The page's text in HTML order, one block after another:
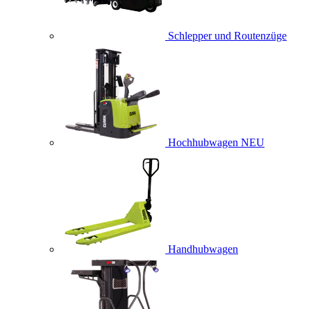
Schlepper und Routenzüge
Hochhubwagen NEU
Handhubwagen